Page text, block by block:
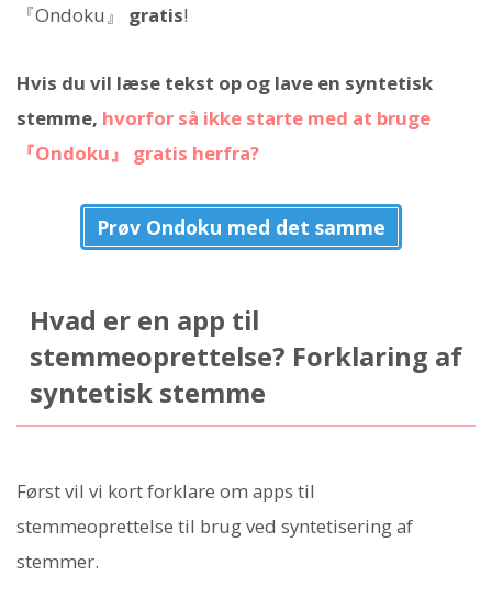
『Ondoku』 gratis!
Hvis du vil læse tekst op og lave en syntetisk
stemme, hvorfor så ikke starte med at bruge
『Ondoku』 gratis herfra?
Prøv Ondoku med det samme
Hvad er en app til
stemmeoprettelse? Forklaring af
syntetisk stemme
Først vil vi kort forklare om apps til
stemmeoprettelse til brug ved syntetisering af
stemmer.